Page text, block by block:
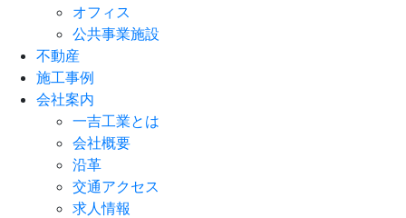
オフィス
公共事業施設
不動産
施工事例
会社案内
一吉工業とは
会社概要
沿革
交通アクセス
求人情報